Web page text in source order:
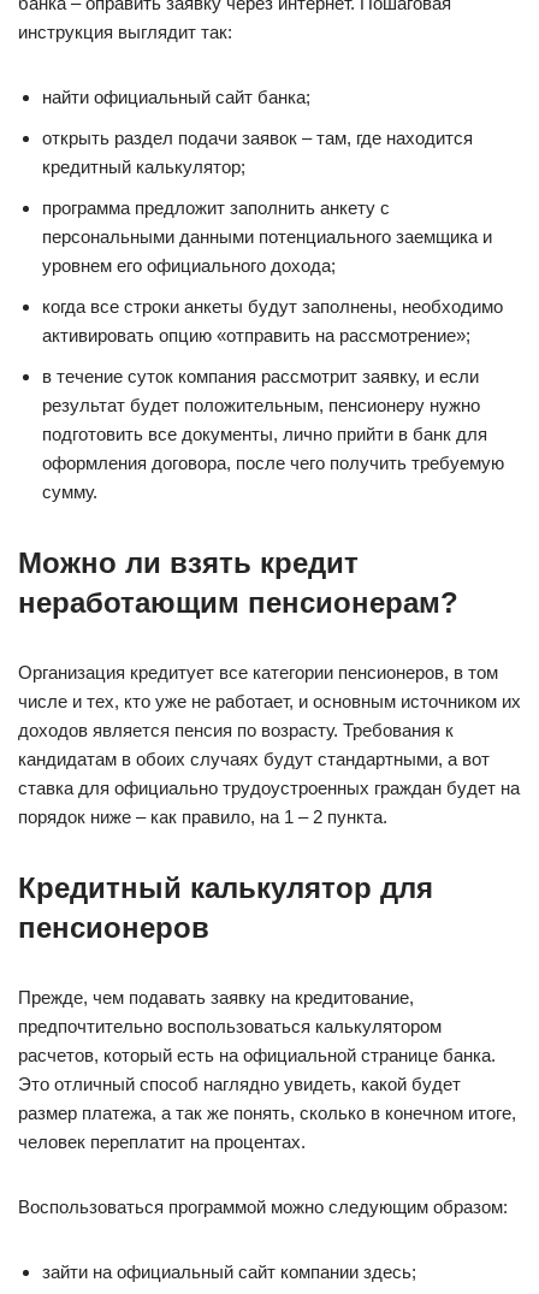
инструкция выглядит так:
найти официальный сайт банка;
открыть раздел подачи заявок – там, где находится
кредитный калькулятор;
программа предложит заполнить анкету с
персональными данными потенциального заемщика и
уровнем его официального дохода;
когда все строки анкеты будут заполнены, необходимо
активировать опцию «отправить на рассмотрение»;
в течение суток компания рассмотрит заявку, и если
результат будет положительным, пенсионеру нужно
подготовить все документы, лично прийти в банк для
оформления договора, после чего получить требуемую
сумму.
Можно ли взять кредит
неработающим пенсионерам?
Организация кредитует все категории пенсионеров, в том
числе и тех, кто уже не работает, и основным источником их
доходов является пенсия по возрасту. Требования к
кандидатам в обоих случаях будут стандартными, а вот
ставка для официально трудоустроенных граждан будет на
порядок ниже – как правило, на 1 – 2 пункта.
Кредитный калькулятор для
пенсионеров
Прежде, чем подавать заявку на кредитование,
предпочтительно воспользоваться калькулятором
расчетов, который есть на официальной странице банка.
Это отличный способ наглядно увидеть, какой будет
размер платежа, а так же понять, сколько в конечном итоге,
человек переплатит на процентах.
Воспользоваться программой можно следующим образом:
зайти на официальный сайт компании здесь;